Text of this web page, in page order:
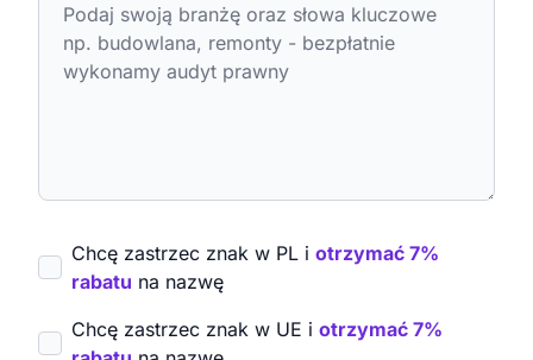
Chcę zastrzec znak w PL i otrzymać 7%
rabatu na nazwę
Chcę zastrzec znak w UE i otrzymać 7%